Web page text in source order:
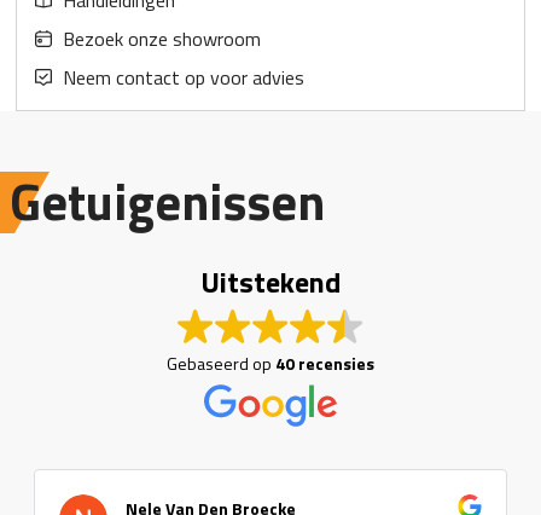
Bezoek onze showroom
Neem contact op voor advies
Getuigenissen
Uitstekend
Gebaseerd op 40 recensies
Broecke Tuba Maga